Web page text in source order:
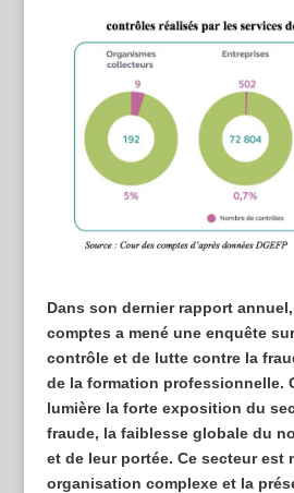
Dans son dernier rapport
comptes a mené une enquête
contrôle et de lutte contre la
de la formation professionnelle.
lumière la forte exposition du
fraude, la faiblesse globale du
et de leur portée. Ce secteur est
organisation complexe et la